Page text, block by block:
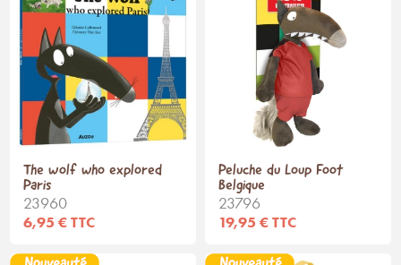
The wolf who explored
Paris
23960
6,95 € TTC
Peluche du Loup Foot
Belgique
23796
19,95 € TTC